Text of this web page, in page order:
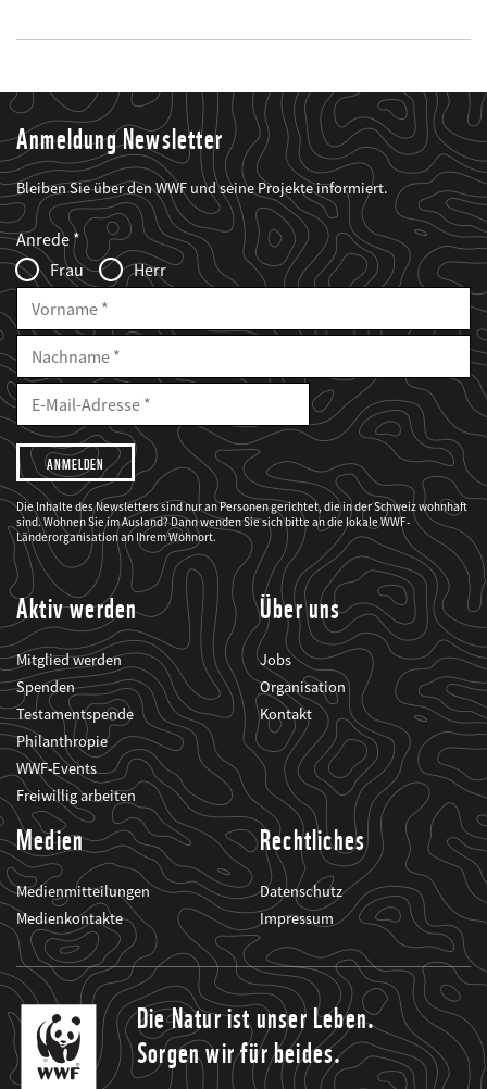
Anmeldung Newsletter
Bleiben Sie über den WWF und seine Projekte informiert.
Web2Case
Infofelder
Fieldset
anrede_name
Anrede
Frau
Herr
Vorname
Nachname
E-
Mailadresse
E-
Adresse
Ich
möchte,
dass
der
WWF
mich
über
seine
Projekte
informiert.
Die Inhalte des Newsletters sind nur an Personen gerichtet, die in der Schweiz wohnhaft
sind. Wohnen Sie im Ausland? Dann wenden Sie sich bitte an die lokale WWF-
Länderorganisation an Ihrem Wohnort.
Aktiv werden
Mitglied werden
Spenden
Testamentspende
Philanthropie
WWF-Events
Freiwillig arbeiten
Über uns
Jobs
Organisation
Kontakt
Medien
Medienmitteilungen
Medienkontakte
Rechtliches
Datenschutz
Impressum
Die Natur ist unser Leben.
Sorgen wir für beides.